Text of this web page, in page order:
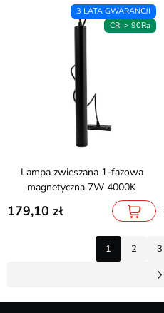
3 LATA GWARANCJI
CRI > 90Ra
Lampa zwieszana 1-fazowa
magnetyczna 7W 4000K
179,10
1 2 3